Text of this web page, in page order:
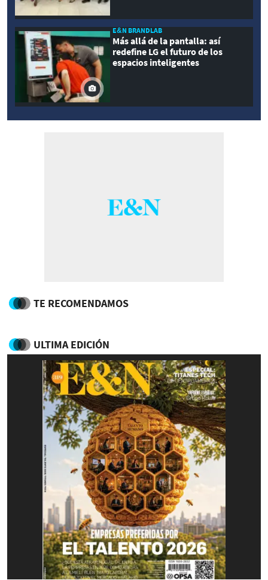
E&N BRANDLAB
Más allá de la pantalla: así
redefine LG el futuro de los
espacios inteligentes
TE RECOMENDAMOS
ULTIMA EDICIÓN